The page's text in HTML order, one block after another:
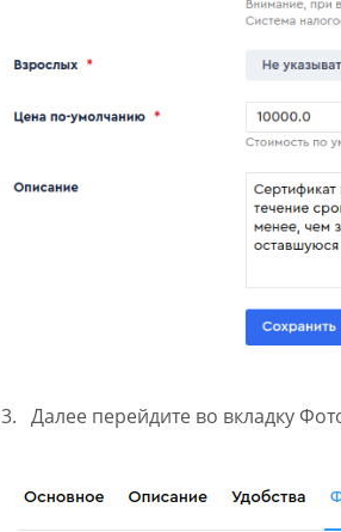
3. Далее перейдите во вкладку